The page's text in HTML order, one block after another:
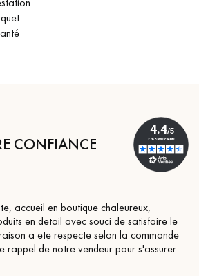
CONFIANCE
accueil en boutique chaleureux,
en detail avec souci de satisfaire le
a ete respecte selon la commande
rappel de notre vendeur pour s'assurer